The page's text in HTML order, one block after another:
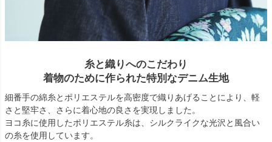
糸と織りへのこだわり
着物のために作られた特別なデニム生地
細番手の綿糸とポリエステルを高密度で織りあげることにより、軽
さと堅牢さ、さらに着心地の良さを実現しました。
ヨコ糸に使用したポリエステル糸は、シルクライクな光沢と風合い
の糸を使用しています。